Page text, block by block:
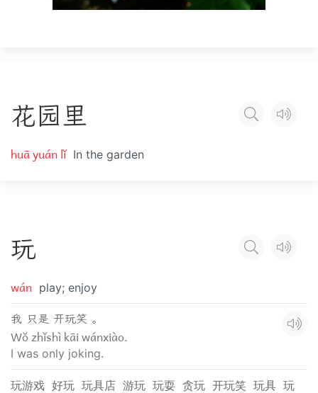
花园里
huā yuán lǐ In the garden
玩
wán play; enjoy
我 只是 开玩笑 。
Wǒ zhǐshì kāi wánxiào.
I was only joking.
玩游戏 好玩 玩具店 游玩 玩耍 贪玩 开玩笑 玩具 玩